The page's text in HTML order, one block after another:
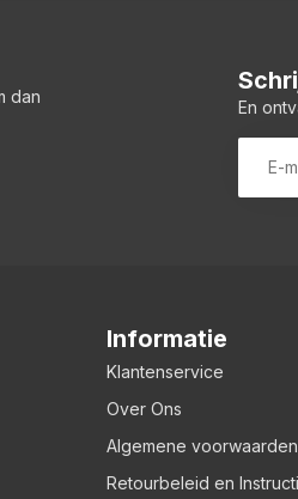
dan
En
Informatie
Klantenservice
Over Ons
Algemene voorwaarden
Retourbeleid en